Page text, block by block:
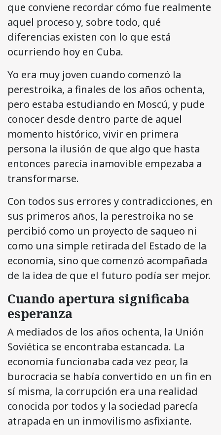
que conviene recordar cómo fue realmente
aquel proceso y, sobre todo, qué
diferencias existen con lo que está
ocurriendo hoy en Cuba.
Yo era muy joven cuando comenzó la
perestroika, a finales de los años ochenta,
pero estaba estudiando en Moscú, y pude
conocer desde dentro parte de aquel
momento histórico, vivir en primera
persona la ilusión de que algo que hasta
entonces parecía inamovible empezaba a
transformarse.
Con todos sus errores y contradicciones, en
sus primeros años, la perestroika no se
percibió como un proyecto de saqueo ni
como una simple retirada del Estado de la
economía, sino que comenzó acompañada
de la idea de que el futuro podía ser mejor.
Cuando apertura significaba
esperanza
A mediados de los años ochenta, la Unión
Soviética se encontraba estancada. La
economía funcionaba cada vez peor, la
burocracia se había convertido en un fin en
sí misma, la corrupción era una realidad
conocida por todos y la sociedad parecía
atrapada en un inmovilismo asfixiante.